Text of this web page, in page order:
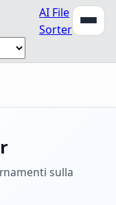
AI File
Sorter
sulla